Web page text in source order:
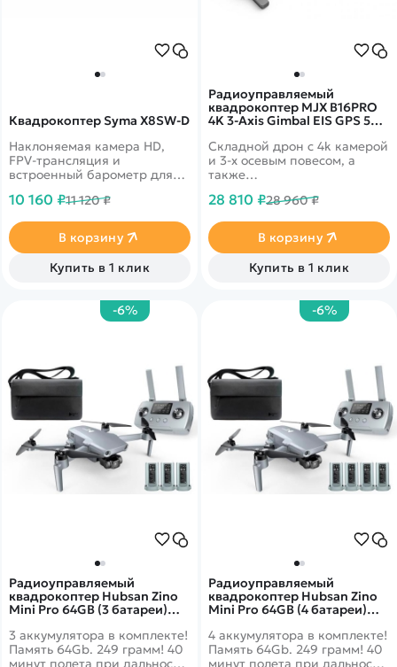
Квадрокоптер Syma X8SW-D
Наклоняемая камера HD,
FPV-трансляция и
встроенный барометр для
10 160 ₽11 120 ₽
В корзину
Купить в 1 клик
Радиоуправляемый
квадрокоптер MJX B16PRO
4K 3-Axis Gimbal EIS GPS 5G -
Складной дрон с 4k камерой
и 3-х осевым повесом, а
также
стабилизацией EIS. Время
Дальность более 600
метров. Скорость полета до
40 км/ч!
28 810 ₽28 960 ₽
В корзину
Купить в 1 клик
-6%
Радиоуправляемый
квадрокоптер Hubsan Zino
Mini Pro 64GB (3 батареи)
COMBO-3
3 аккумулятора в комплекте!
Память 64Gb. 249 грамм! 40
минут полета при дальности
-6%
Радиоуправляемый
квадрокоптер Hubsan Zino
Mini Pro 64GB (4 батареи)
COMBO-4
4 аккумулятора в комплекте!
Память 64Gb. 249 грамм! 40
минут полета при дальности